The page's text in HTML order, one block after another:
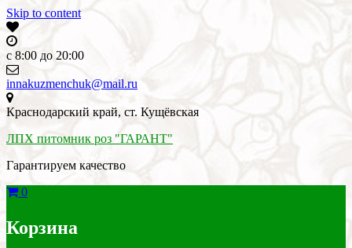
Skip to content
c 8:00 до 20:00
innakuzmenchuk@mail.ru
Краснодарский край, ст. Кущёвская
ЛПХ питомник роз "ГАРАНТ"
Гарантируем качество
0
Корзина